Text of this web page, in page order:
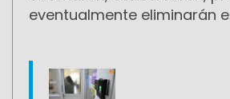
eventualmente eliminarán